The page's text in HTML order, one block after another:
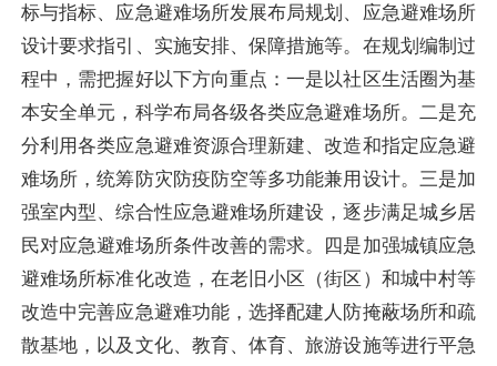
标与指标、应急避难场所发展布局规划、应急避难场所
设计要求指引、实施安排、保障措施等。在规划编制过
程中，需把握好以下方向重点：一是以社区生活圈为基
本安全单元，科学布局各级各类应急避难场所。二是充
分利用各类应急避难资源合理新建、改造和指定应急避
难场所，统筹防灾防疫防空等多功能兼用设计。三是加
强室内型、综合性应急避难场所建设，逐步满足城乡居
民对应急避难场所条件改善的需求。四是加强城镇应急
避难场所标准化改造，在老旧小区（街区）和城中村等
改造中完善应急避难功能，选择配建人防掩蔽场所和疏
散基地，以及文化、教育、体育、旅游设施等进行平急